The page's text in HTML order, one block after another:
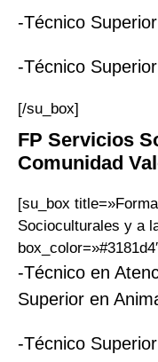
-Técnico
-Técnico
[/su_box]
FP Servicios
Comunidad
[su_box
Socioculturales y a
-Técnico en
Superior en
-Técnico